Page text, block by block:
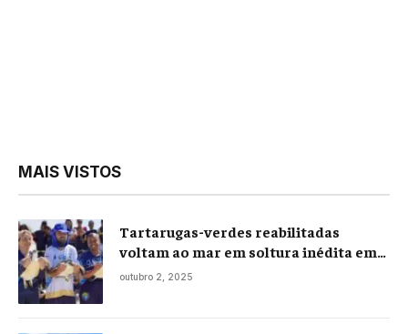
MAIS VISTOS
Tartarugas-verdes reabilitadas
voltam ao mar em soltura inédita em
Praia Seca
outubro 2, 2025